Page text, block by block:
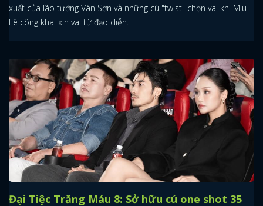
xuất của lão tướng Vân Sơn và những cú "twist" chọn vai khi Miu
Lê công khai xin vai từ đạo diễn.
Đại Tiệc Trăng Máu 8: Sở hữu cú one shot 35